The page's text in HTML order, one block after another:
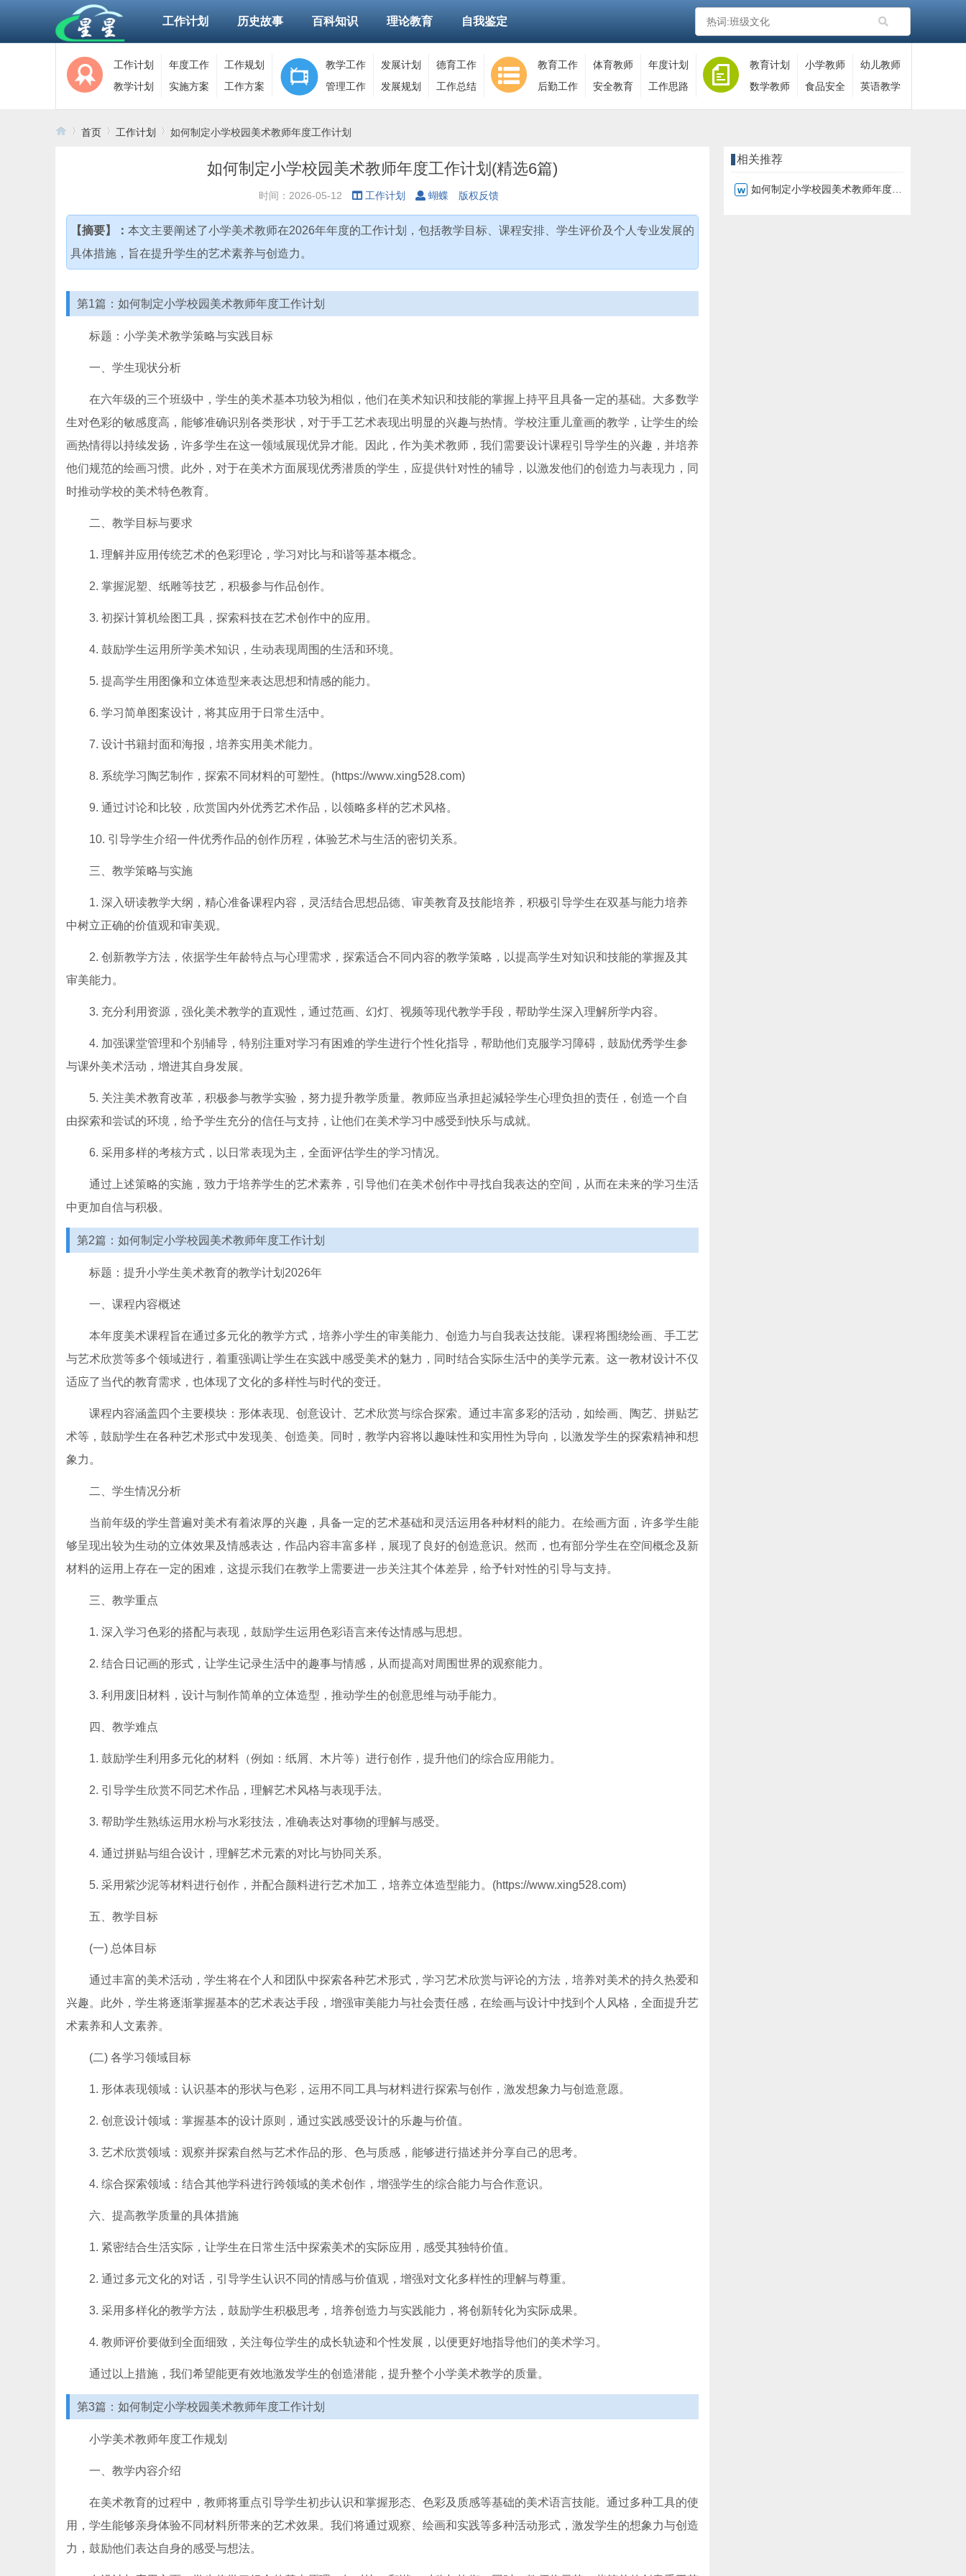
工作计划 历史故事 百科知识 理论教育 自我鉴定
工作计划 年度工作
工作规划
教学计划
实施方案 工作方案
教学工作 发展计划
德育工作
管理工作
发展规划 工作总结
教育工作 体育教师
年度计划
后勤工作
安全教育 工作思路
教育计划 小学教师
幼儿教师
数学教师
食品安全 英语教学
首页 工作计划 如何制定小学校园美术教师年度工作计划
如何制定小学校园美术教师年度工作计划(精选6篇)
时间：2026-05-12 工作计划 蝴蝶 版权反馈
【摘要】： 本文主要阐述了小学美术教师在2026年年度的工作计划，包括教学目标、课程安排、学生评价及个人专业发展的
具体措施，旨在提升学生的艺术素养与创造力。
第1篇：如何制定小学校园美术教师年度工作计划
标题：小学美术教学策略与实践目标
一、学生现状分析
在六年级的三个班级中，学生的美术基本功较为相似，他们在美术知识和技能的掌握上持平且具备一定的基础。大多数学
生对色彩的敏感度高，能够准确识别各类形状，对于手工艺术表现出明显的兴趣与热情。学校注重儿童画的教学，让学生的绘
画热情得以持续发扬，许多学生在这一领域展现优异才能。因此，作为美术教师，我们需要设计课程引导学生的兴趣，并培养
他们规范的绘画习惯。此外，对于在美术方面展现优秀潜质的学生，应提供针对性的辅导，以激发他们的创造力与表现力，同
时推动学校的美术特色教育。
二、教学目标与要求
1. 理解并应用传统艺术的色彩理论，学习对比与和谐等基本概念。
2. 掌握泥塑、纸雕等技艺，积极参与作品创作。
3. 初探计算机绘图工具，探索科技在艺术创作中的应用。
4. 鼓励学生运用所学美术知识，生动表现周围的生活和环境。
5. 提高学生用图像和立体造型来表达思想和情感的能力。
6. 学习简单图案设计，将其应用于日常生活中。
7. 设计书籍封面和海报，培养实用美术能力。
8. 系统学习陶艺制作，探索不同材料的可塑性。(https://www.xing528.com)
9. 通过讨论和比较，欣赏国内外优秀艺术作品，以领略多样的艺术风格。
10. 引导学生介绍一件优秀作品的创作历程，体验艺术与生活的密切关系。
三、教学策略与实施
1. 深入研读教学大纲，精心准备课程内容，灵活结合思想品德、审美教育及技能培养，积极引导学生在双基与能力培养
中树立正确的价值观和审美观。
2. 创新教学方法，依据学生年龄特点与心理需求，探索适合不同内容的教学策略，以提高学生对知识和技能的掌握及其
审美能力。
3. 充分利用资源，强化美术教学的直观性，通过范画、幻灯、视频等现代教学手段，帮助学生深入理解所学内容。
4. 加强课堂管理和个别辅导，特别注重对学习有困难的学生进行个性化指导，帮助他们克服学习障碍，鼓励优秀学生参
与课外美术活动，增进其自身发展。
5. 关注美术教育改革，积极参与教学实验，努力提升教学质量。教师应当承担起減轻学生心理负担的责任，创造一个自
由探索和尝试的环境，给予学生充分的信任与支持，让他们在美术学习中感受到快乐与成就。
6. 采用多样的考核方式，以日常表现为主，全面评估学生的学习情况。
通过上述策略的实施，致力于培养学生的艺术素养，引导他们在美术创作中寻找自我表达的空间，从而在未来的学习生活
中更加自信与积极。
第2篇：如何制定小学校园美术教师年度工作计划
标题：提升小学生美术教育的教学计划2026年
一、课程内容概述
本年度美术课程旨在通过多元化的教学方式，培养小学生的审美能力、创造力与自我表达技能。课程将围绕绘画、手工艺
与艺术欣赏等多个领域进行，着重强调让学生在实践中感受美术的魅力，同时结合实际生活中的美学元素。这一教材设计不仅
适应了当代的教育需求，也体现了文化的多样性与时代的变迁。
课程内容涵盖四个主要模块：形体表现、创意设计、艺术欣赏与综合探索。通过丰富多彩的活动，如绘画、陶艺、拼贴艺
术等，鼓励学生在各种艺术形式中发现美、创造美。同时，教学内容将以趣味性和实用性为导向，以激发学生的探索精神和想
象力。
二、学生情况分析
当前年级的学生普遍对美术有着浓厚的兴趣，具备一定的艺术基础和灵活运用各种材料的能力。在绘画方面，许多学生能
够呈现出较为生动的立体效果及情感表达，作品内容丰富多样，展现了良好的创造意识。然而，也有部分学生在空间概念及新
材料的运用上存在一定的困难，这提示我们在教学上需要进一步关注其个体差异，给予针对性的引导与支持。
三、教学重点
1. 深入学习色彩的搭配与表现，鼓励学生运用色彩语言来传达情感与思想。
2. 结合日记画的形式，让学生记录生活中的趣事与情感，从而提高对周围世界的观察能力。
3. 利用废旧材料，设计与制作简单的立体造型，推动学生的创意思维与动手能力。
四、教学难点
1. 鼓励学生利用多元化的材料（例如：纸屑、木片等）进行创作，提升他们的综合应用能力。
2. 引导学生欣赏不同艺术作品，理解艺术风格与表现手法。
3. 帮助学生熟练运用水粉与水彩技法，准确表达对事物的理解与感受。
4. 通过拼贴与组合设计，理解艺术元素的对比与协同关系。
5. 采用紫沙泥等材料进行创作，并配合颜料进行艺术加工，培养立体造型能力。(https://www.xing528.com)
五、教学目标
(一) 总体目标
通过丰富的美术活动，学生将在个人和团队中探索各种艺术形式，学习艺术欣赏与评论的方法，培养对美术的持久热爱和
兴趣。此外，学生将逐渐掌握基本的艺术表达手段，增强审美能力与社会责任感，在绘画与设计中找到个人风格，全面提升艺
术素养和人文素养。
(二) 各学习领域目标
1. 形体表现领域：认识基本的形状与色彩，运用不同工具与材料进行探索与创作，激发想象力与创造意愿。
2. 创意设计领域：掌握基本的设计原则，通过实践感受设计的乐趣与价值。
3. 艺术欣赏领域：观察并探索自然与艺术作品的形、色与质感，能够进行描述并分享自己的思考。
4. 综合探索领域：结合其他学科进行跨领域的美术创作，增强学生的综合能力与合作意识。
六、提高教学质量的具体措施
1. 紧密结合生活实际，让学生在日常生活中探索美术的实际应用，感受其独特价值。
2. 通过多元文化的对话，引导学生认识不同的情感与价值观，增强对文化多样性的理解与尊重。
3. 采用多样化的教学方法，鼓励学生积极思考，培养创造力与实践能力，将创新转化为实际成果。
4. 教师评价要做到全面细致，关注每位学生的成长轨迹和个性发展，以便更好地指导他们的美术学习。
通过以上措施，我们希望能更有效地激发学生的创造潜能，提升整个小学美术教学的质量。
第3篇：如何制定小学校园美术教师年度工作计划
小学美术教师年度工作规划
一、教学内容介绍
在美术教育的过程中，教师将重点引导学生初步认识和掌握形态、色彩及质感等基础的美术语言技能。通过多种工具的使
用，学生能够亲身体验不同材料所带来的艺术效果。我们将通过观察、绘画和实践等多种活动形式，激发学生的想象力与创造
力，鼓励他们表达自身的感受与想法。
相关推荐
如何制定小学校园美术教师年度工作计划